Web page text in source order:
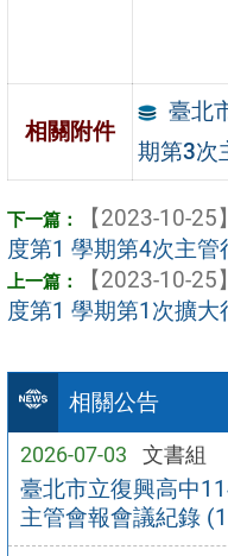
相關公告
2026-07-03 文書組
臺北市立復興高中
主管會報會議紀錄
相關附件
臺北
期第3次
【2023-10-25】
度第1 學期第4次主
【2023-10-25】
度第1 學期第1次擴